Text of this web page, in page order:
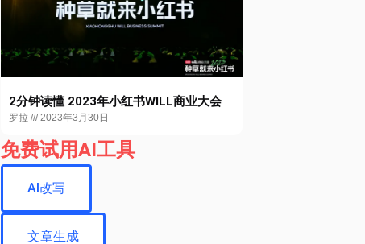
2分钟读懂 2023年小红书WILL商业大会
罗拉 2023年3月30日
免费试用AI工具
AI改写
文章生成